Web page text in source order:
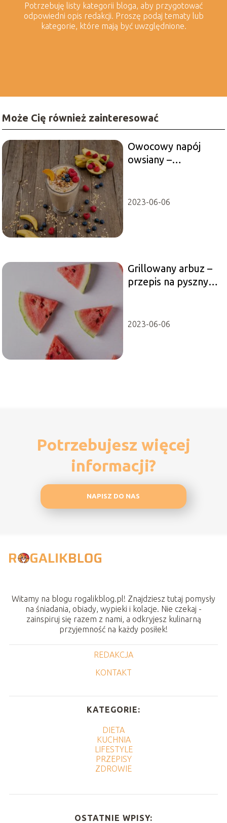
Potrzebuję listy kategorii bloga, aby przygotować
odpowiedni opis redakcji. Proszę podaj tematy lub
kategorie, które mają być uwzględnione.
Może Cię również zainteresować
Owocowy napój
owsiany –
2023-06-06
Grillowany arbuz –
przepis na pyszny
2023-06-06
Potrzebujesz więcej
informacji?
NAPISZ DO NAS
Witamy na blogu rogalikblog.pl! Znajdziesz tutaj pomysły
na śniadania, obiady, wypieki i kolacje. Nie czekaj -
zainspiruj się razem z nami, a odkryjesz kulinarną
przyjemność na każdy posiłek!
REDAKCJA
KONTAKT
KATEGORIE:
DIETA
KUCHNIA
LIFESTYLE
PRZEPISY
ZDROWIE
OSTATNIE WPISY: